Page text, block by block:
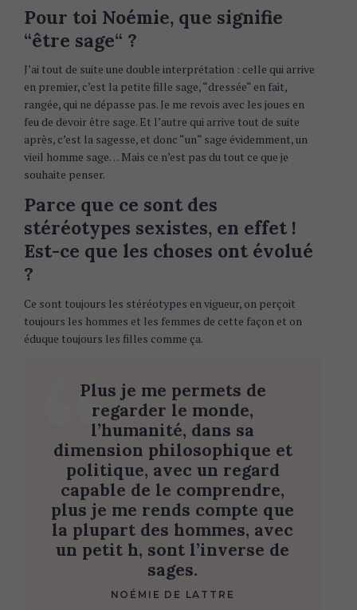
Pour toi Noémie, que signifie
“être sage“ ?
J’ai tout de suite une double interprétation : celle qui arrive
en premier, c’est la petite fille sage, “dressée“ en fait,
rangée, qui ne dépasse pas. Je me revois avec les joues en
feu de devoir être sage. Et l’autre qui arrive tout de suite
après, c’est la sagesse, et donc “un“ sage évidemment, un
vieil homme sage… Mais ce n’est pas du tout ce que je
souhaite penser.
Parce que ce sont des
stéréotypes sexistes, en effet !
Est-ce que les choses ont évolué
?
Ce sont toujours les stéréotypes en vigueur, on perçoit
toujours les hommes et les femmes de cette façon et on
éduque toujours les filles comme ça.
Plus je me permets de
regarder le monde,
l’humanité, dans sa
dimension philosophique et
politique, avec un regard
capable de le comprendre,
plus je me rends compte que
la plupart des hommes, avec
un petit h, sont l’inverse de
sages.
NOÉMIE DE LATTRE